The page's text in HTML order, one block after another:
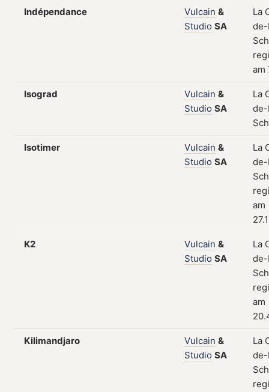
Indépendance Vulcain &
Studio SA
La
de-
am
Isograd Vulcain &
Studio SA
La
de-
Isotimer Vulcain &
Studio SA
La
de-
am
K2 Vulcain &
Studio SA
La
de-
am
Kilimandjaro Vulcain &
Studio SA
La
de-